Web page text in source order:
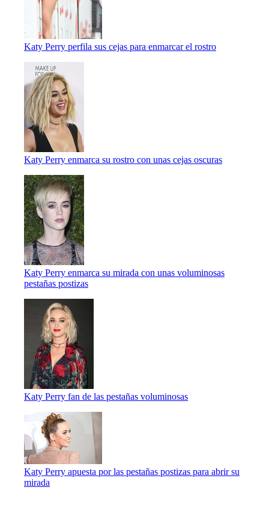
Katy Perry perfila sus cejas para enmarcar el rostro
Katy Perry enmarca su rostro con unas cejas oscuras
Katy Perry enmarca su mirada con unas voluminosas
pestañas postizas
Katy Perry fan de las pestañas voluminosas
Katy Perry apuesta por las pestañas postizas para abrir su
mirada